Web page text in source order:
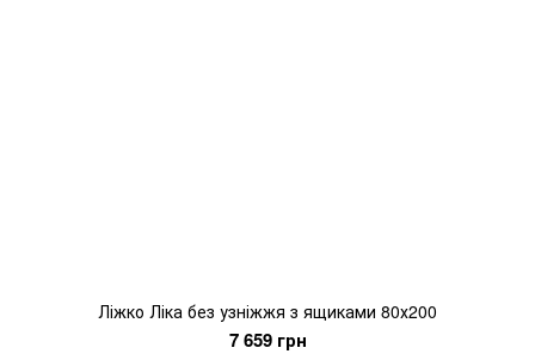
Ліжко Ліка без узніжжя з ящиками 80х200
7 659 грн